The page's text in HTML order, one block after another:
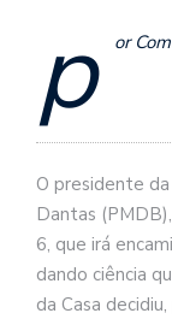
p or
O presidente
Dantas
6, que irá
dando ciência
da Casa